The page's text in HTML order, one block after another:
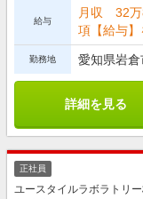
給与
月収 32
項【給与】
勤務地 愛知県岩倉
詳細を見る
正社員
ユースタイルラボラトリ